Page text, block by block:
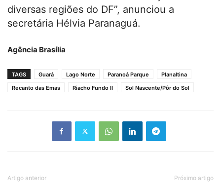
diversas regiões do DF”, anunciou a
secretária Hélvia Paranaguá.
Agência Brasília
TAGS Guará Lago Norte Paranoá Parque
Planaltina
Recanto das Emas
Riacho Fundo II Sol Nascente/Pôr do Sol
Artigo anterior Próximo artigo